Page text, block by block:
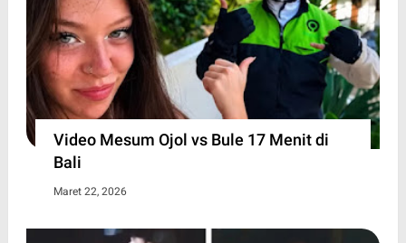
Video Mesum Ojol vs Bule 17 Menit di
Bali
Maret 22, 2026